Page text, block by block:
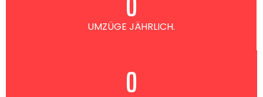
UMZÜGE JÄHRLICH.
0